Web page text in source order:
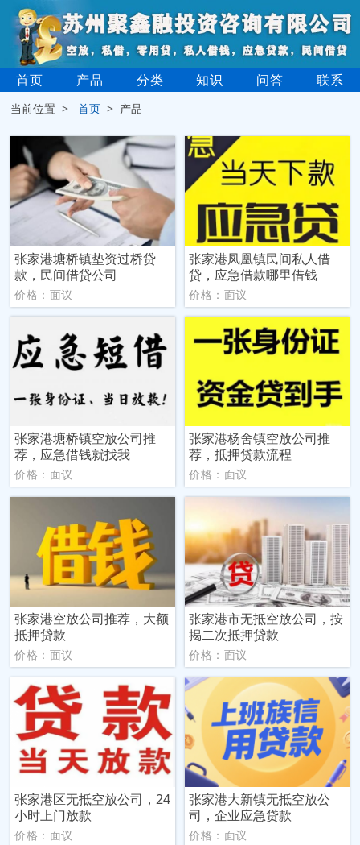
首页 产品 分类 知识 问答 联系
当前位置 >首页 > 产品
张家港塘桥镇垫资过桥贷
款，民间借贷公司
价格：面议
张家港凤凰镇民间私人借
贷，应急借款哪里借钱
价格：面议
张家港塘桥镇空放公司推
荐，应急借钱就找我
价格：面议
张家港杨舍镇空放公司推
荐，抵押贷款流程
价格：面议
张家港空放公司推荐，大额
抵押贷款
价格：面议
张家港市无抵空放公司，按
揭二次抵押贷款
价格：面议
张家港区无抵空放公司，24
小时上门放款
价格：面议
张家港大新镇无抵空放公
司，企业应急贷款
价格：面议